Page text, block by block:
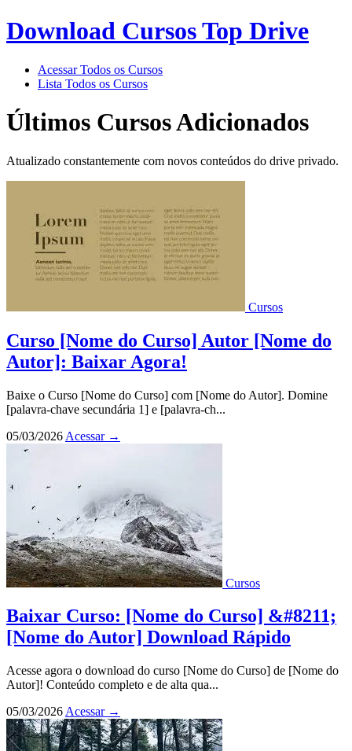
Download Cursos Top Drive
Acessar Todos os Cursos
Lista Todos os Cursos
Últimos Cursos Adicionados
Atualizado constantemente com novos conteúdos do drive privado.
Cursos
Curso [Nome do Curso] Autor [Nome do
Autor]: Baixar Agora!
Baixe o Curso [Nome do Curso] com [Nome do Autor]. Domine
[palavra-chave secundária 1] e [palavra-ch...
05/03/2026 Acessar →
Cursos
Baixar Curso: [Nome do Curso] &#8211;
[Nome do Autor] Download Rápido
Acesse agora o download do curso [Nome do Curso] de [Nome do
Autor]! Conteúdo completo e de alta qua...
05/03/2026 Acessar →